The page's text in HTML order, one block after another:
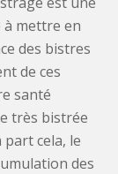
mettre en
des bistres
de ces
santé
très bistrée
cela, le
des